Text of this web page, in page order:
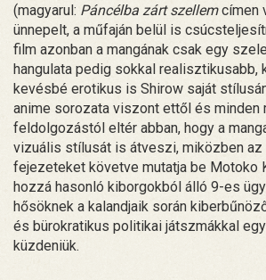
(magyarul: Páncélba zárt szellemcímen
ünnepelt, a műfaján belül is
film azonban a mangának csak egy
hangulata pedig sokkal realisztikusabb,
kevésbé erotikus is Shirow saját
anime sorozata viszont ettől és minden
feldolgozástól eltér abban, hogy a
vizuális stílusát is átveszi, miközben az
fejezeteket követve mutatja be Motoko
hozzá hasonló kiborgokból álló 9-es
hősöknek a kalandjaik során
és bürokratikus politikai játszmákkal
küzdeniük.